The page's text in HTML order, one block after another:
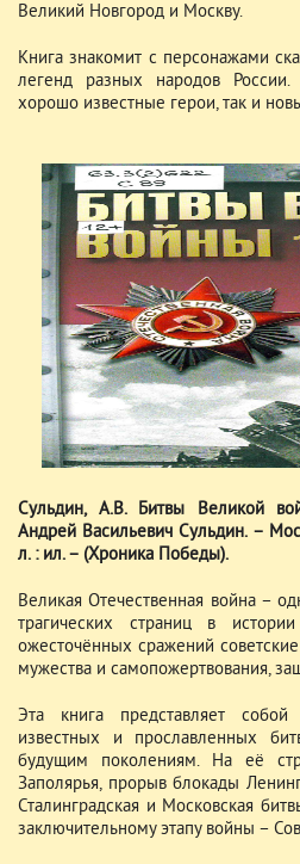
Великий Новгород и Москву.
Книга знакомит с персонажами
легенд разных народов
хорошо известные герои, так и
Сульдин, А.В. Битвы Великой
Андрей Васильевич Сульдин. –
л. : ил. – (Хроника Победы).
Великая Отечественная война –
трагических страниц в
ожесточённых сражений
мужества и самопожертвования,
Эта книга представляет
известных и прославленных
будущим поколениям. На её
Заполярья, прорыв блокады
Сталинградская и Московская
заключительному этапу войны –